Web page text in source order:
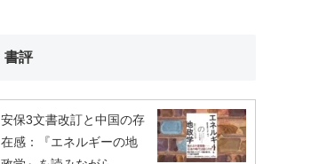
書評
安保3文書改訂と中国の存
在感：『エネルギーの地